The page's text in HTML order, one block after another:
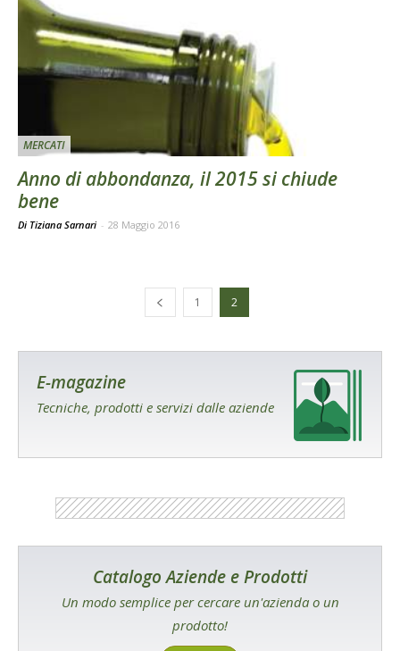
MERCATI
Anno di abbondanza, il 2015 si chiude
bene
Di Tiziana Sarnari - 28 Maggio 2016
1 2
E-magazine
Tecniche, prodotti e servizi dalle aziende
Catalogo Aziende e Prodotti
Un modo semplice per cercare un'azienda o un
prodotto!